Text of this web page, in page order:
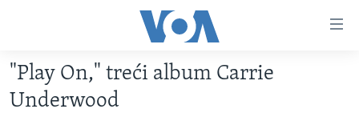
glavni
sadržaj
TV PROGRAM
"Play On," treći album Carrie
Underwood